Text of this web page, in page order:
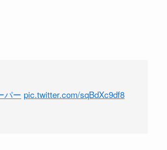
パー pic.twitter.com/sqBdXc9df8